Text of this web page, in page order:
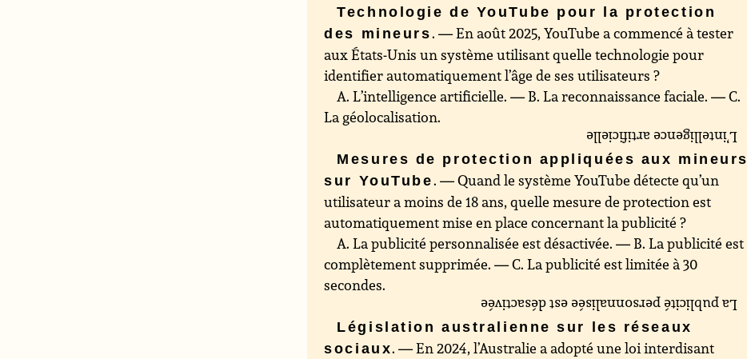
Technologie de YouTube pour la protection
des mineurs. — En août 2025, YouTube a commencé à tester
aux États-Unis un système utilisant quelle technologie pour
identifier automatiquement l’âge de ses utilisateurs ?
A. L’intelligence artificielle. — B. La reconnaissance faciale. — C.
La géolocalisation.
L’intelligence artificielle
Mesures de protection appliquées aux mineurs
sur YouTube. — Quand le système YouTube détecte qu’un
utilisateur a moins de 18 ans, quelle mesure de protection est
automatiquement mise en place concernant la publicité ?
A. La publicité personnalisée est désactivée. — B. La publicité est
complètement supprimée. — C. La publicité est limitée à 30
secondes.
La publicité personnalisée est désactivée
Législation australienne sur les réseaux
sociaux. — En 2024, l’Australie a adopté une loi interdisant